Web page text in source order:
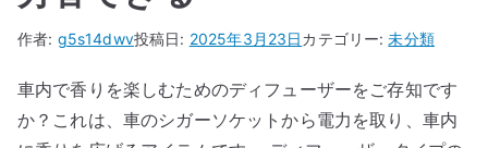
作者: g5s14dwv投稿日: 2025年3月23日カテゴリー:未分類
車内で香りを楽しむためのディフューザーをご存知です
か？これは、車のシガーソケットから電力を取り、車内